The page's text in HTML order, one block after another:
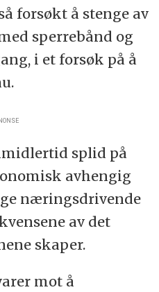
forsøkt å stenge av
sperrebånd og
i et forsøk på å
splid på
avhengig
næringsdrivende
av det
skaper.
mot å